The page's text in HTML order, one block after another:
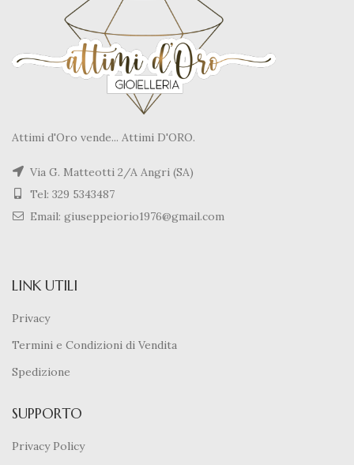
Attimi d'Oro vende... Attimi D'ORO.
Via G. Matteotti 2/A Angri (SA)
Tel: 329 5343487
Email: giuseppeiorio1976@gmail.com
LINK UTILI
Privacy
Termini e Condizioni di Vendita
Spedizione
SUPPORTO
Privacy Policy